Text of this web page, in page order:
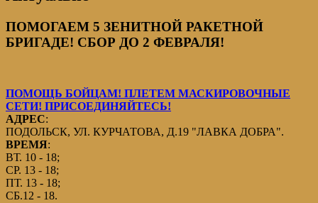
ПОМОГАЕМ 5 ЗЕНИТНОЙ РАКЕТНОЙ
БРИГАДЕ! СБОР ДО 2 ФЕВРАЛЯ!
ПОМОЩЬ БОЙЦАМ! ПЛЕТЕМ МАСКИРОВОЧНЫЕ
СЕТИ! ПРИСОЕДИНЯЙТЕСЬ!
АДРЕС:
ПОДОЛЬСК, УЛ. КУРЧАТОВА, Д.19 "ЛАВКА ДОБРА".
ВРЕМЯ:
ВТ. 10 - 18;
СР. 13 - 18;
ПТ. 13 - 18;
СБ.12 - 18.